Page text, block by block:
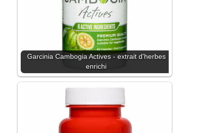
Garcinia Cambogia Actives - extrait d'herbes
enrichi